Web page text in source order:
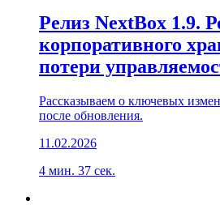
Релиз NextBox 1.9.
корпоративного
потери
Рассказываем о ключевых
после обновления.
11.02.2026
4 мин. 37 сек.